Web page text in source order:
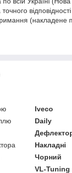
точного
(накладене
Iveco
Daily
Накладні
Чорний
VL-Tuning